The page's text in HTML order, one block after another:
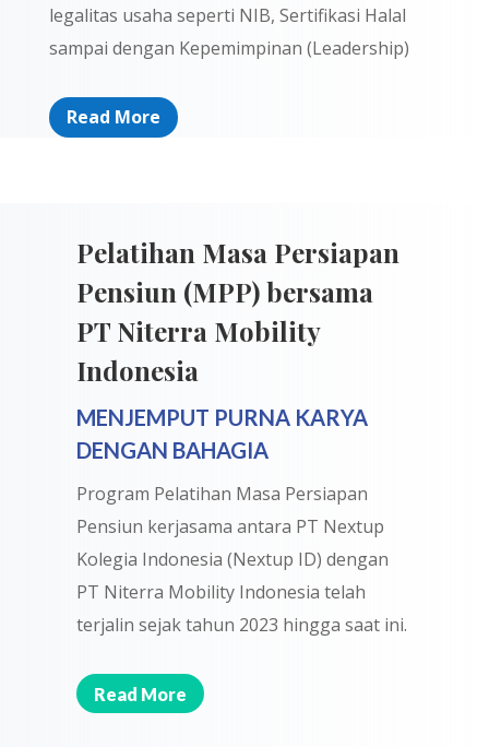
legalitas usaha seperti NIB, Sertifikasi Halal
sampai dengan Kepemimpinan (Leadership)
Read More
Pelatihan Masa Persiapan
Pensiun (MPP) bersama
PT Niterra Mobility
Indonesia
MENJEMPUT PURNA KARYA
DENGAN BAHAGIA
Program Pelatihan Masa Persiapan
Pensiun kerjasama antara PT Nextup
Kolegia Indonesia (Nextup ID) dengan
PT Niterra Mobility Indonesia telah
terjalin sejak tahun 2023 hingga saat ini.
Read More